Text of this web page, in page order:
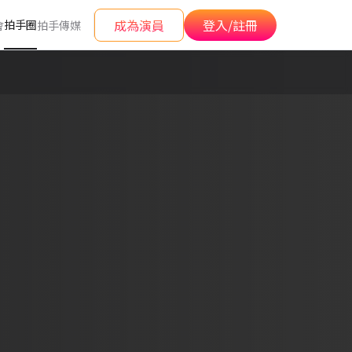
拍手圈拍手傳媒 成為演員 登入/註冊